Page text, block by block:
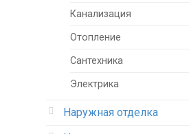
Канализация
Отопление
Сантехника
Электрика
Наружная отделка